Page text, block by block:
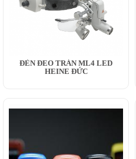
ĐÈN ĐEO TRÁN ML4 LED
HEINE ĐỨC